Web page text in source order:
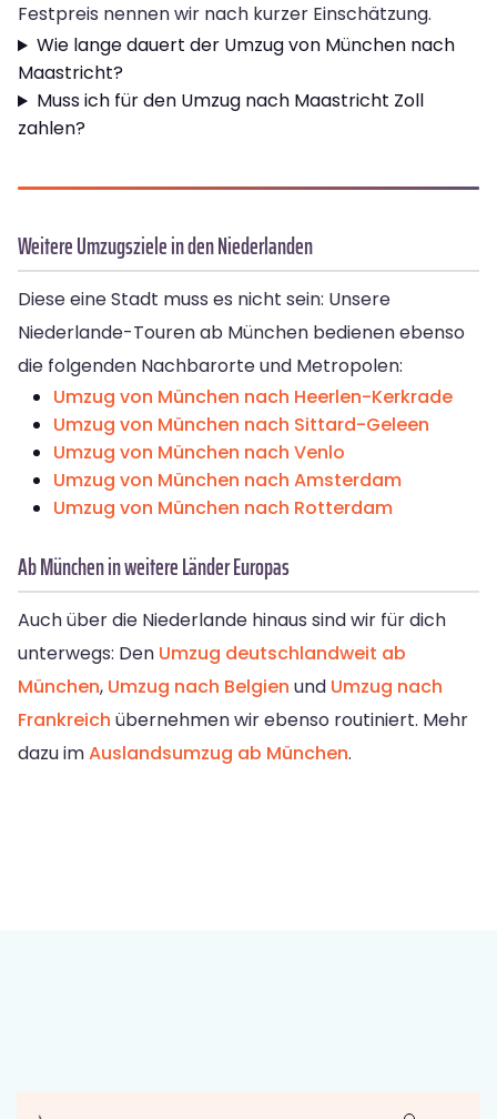
Festpreis nennen wir nach kurzer Einschätzung.
Wie lange dauert der Umzug von München nach
Maastricht?
Muss ich für den Umzug nach Maastricht Zoll
zahlen?
Weitere Umzugsziele in den Niederlanden
Diese eine Stadt muss es nicht sein: Unsere
Niederlande-Touren ab München bedienen ebenso
die folgenden Nachbarorte und Metropolen:
Umzug von München nach Heerlen-Kerkrade
Umzug von München nach Sittard-Geleen
Umzug von München nach Venlo
Umzug von München nach Amsterdam
Umzug von München nach Rotterdam
Ab München in weitere Länder Europas
Auch über die Niederlande hinaus sind wir für dich
unterwegs: Den Umzug deutschlandweit ab
München, Umzug nach Belgien und Umzug nach
Frankreich übernehmen wir ebenso routiniert. Mehr
dazu imAuslandsumzug ab München.